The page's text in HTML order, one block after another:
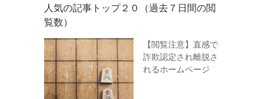
人気の記事トップ２０（過去７日間の閲
覧数）
【閲覧注意】直感で
詐欺認定され離脱さ
れるホームページ